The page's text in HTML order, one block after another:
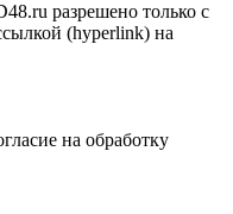
разрешено только с
(hyperlink) на
на обработку